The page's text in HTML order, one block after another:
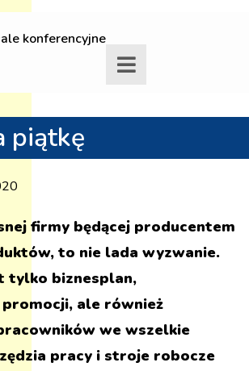
konferencyjne
piątkę
firmy będącej producentem
to nie lada wyzwanie.
tylko biznesplan,
ale również
we wszelkie
pracy i stroje robocze